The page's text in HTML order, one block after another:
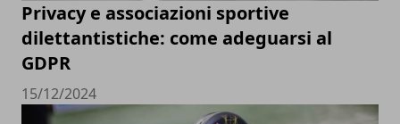
Privacy e associazioni sportive
dilettantistiche: come adeguarsi al
GDPR
15/12/2024